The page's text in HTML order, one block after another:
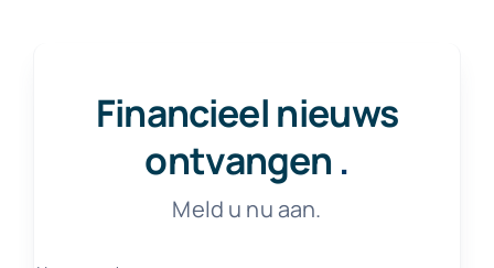
Financieel nieuws
ontvangen .
Meld u nu aan.